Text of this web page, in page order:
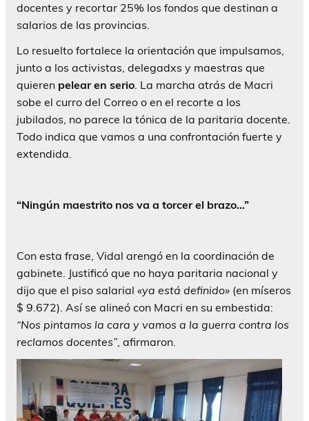
docentes y recortar 25% los fondos que destinan a
salarios de las provincias.
Lo resuelto fortalece la orientación que impulsamos,
junto a los activistas, delegadxs y maestras que
quieren pelear en serio. La marcha atrás de Macri
sobe el curro del Correo o en el recorte a los
jubilados, no parece la tónica de la paritaria docente.
Todo indica que vamos a una confrontación fuerte y
extendida.
“Ningún maestrito nos va a torcer el brazo…”
Con esta frase, Vidal arengó en la coordinación de
gabinete. Justificó que no haya paritaria nacional y
dijo que el piso salarial «ya está definido» (en míseros
$ 9.672). Así se alineó con Macri en su embestida:
“Nos pintamos la cara y vamos a la guerra contra los
reclamos docentes”, afirmaron.